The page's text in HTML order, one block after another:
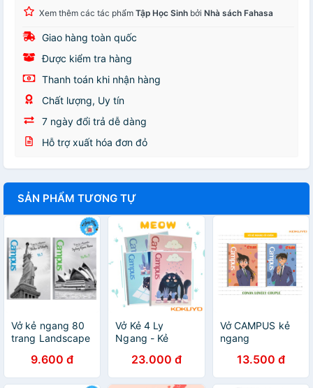
Xem thêm các tác phẩm Tập Học Sinh bởi Nhà sách Fahasa
Giao hàng toàn quốc
Được kiểm tra hàng
Thanh toán khi nhận hàng
Chất lượng, Uy tín
7 ngày đổi trả dễ dàng
Hỗ trợ xuất hóa đơn đỏ
SẢN PHẨM TƯƠNG TỰ
Vở kẻ ngang 80
trang Landscape
9.600 đ
Vở Kẻ 4 Ly
Ngang - Kẻ
Meow 120-200
Trang Khổ A5/B5
23.000 đ
Vở CAMPUS kẻ
ngang
CONAN, Tập kẻ
ngang Conan -
13.500 đ